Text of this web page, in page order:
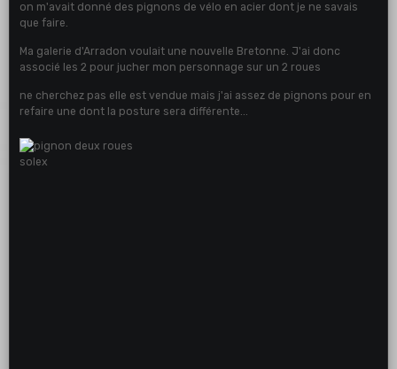
on m'avait donné des pignons de vélo en acier dont je ne savais
que faire.
Ma galerie d'Arradon voulait une nouvelle Bretonne. J'ai donc
associé les 2 pour jucher mon personnage sur un 2 roues
ne cherchez pas elle est vendue mais j'ai assez de pignons pour en
refaire une dont la posture sera différente...